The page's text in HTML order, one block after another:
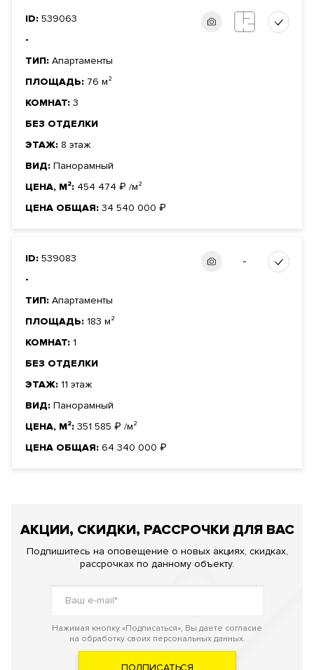
ID: 539063
-
ТИП: Апартаменты
ПЛОЩАДЬ: 76 м²
КОМНАТ: 3
БЕЗ ОТДЕЛКИ
ЭТАЖ: 8 этаж
ВИД: Панорамный
ЦЕНА, М²: 454 474 ₽ /м²
ЦЕНА ОБЩАЯ: 34 540 000 ₽
ID: 539083
-
ТИП: Апартаменты
ПЛОЩАДЬ: 183 м²
КОМНАТ: 1
БЕЗ ОТДЕЛКИ
ЭТАЖ: 11 этаж
ВИД: Панорамный
ЦЕНА, М²: 351 585 ₽ /м²
ЦЕНА ОБЩАЯ: 64 340 000 ₽
-
АКЦИИ, СКИДКИ, РАССРОЧКИ ДЛЯ ВАС
Подпишитесь на оповещение о новых акциях, скидках,
рассрочках по данному объекту.
Нажимая кнопку «Подписаться», Вы даете согласие
на обработку своих персональных данных.